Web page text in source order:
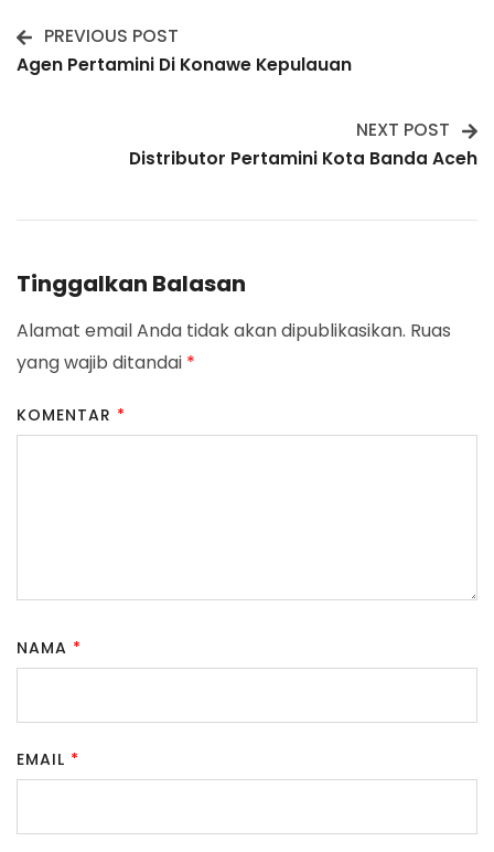
Post
PREVIOUS POST
Agen Pertamini Di Konawe Kepulauan
NEXT POST
Distributor Pertamini Kota Banda Aceh
Tinggalkan Balasan
Alamat email Anda tidak akan dipublikasikan. Ruas
yang wajib ditandai *
KOMENTAR *
NAMA *
EMAIL *